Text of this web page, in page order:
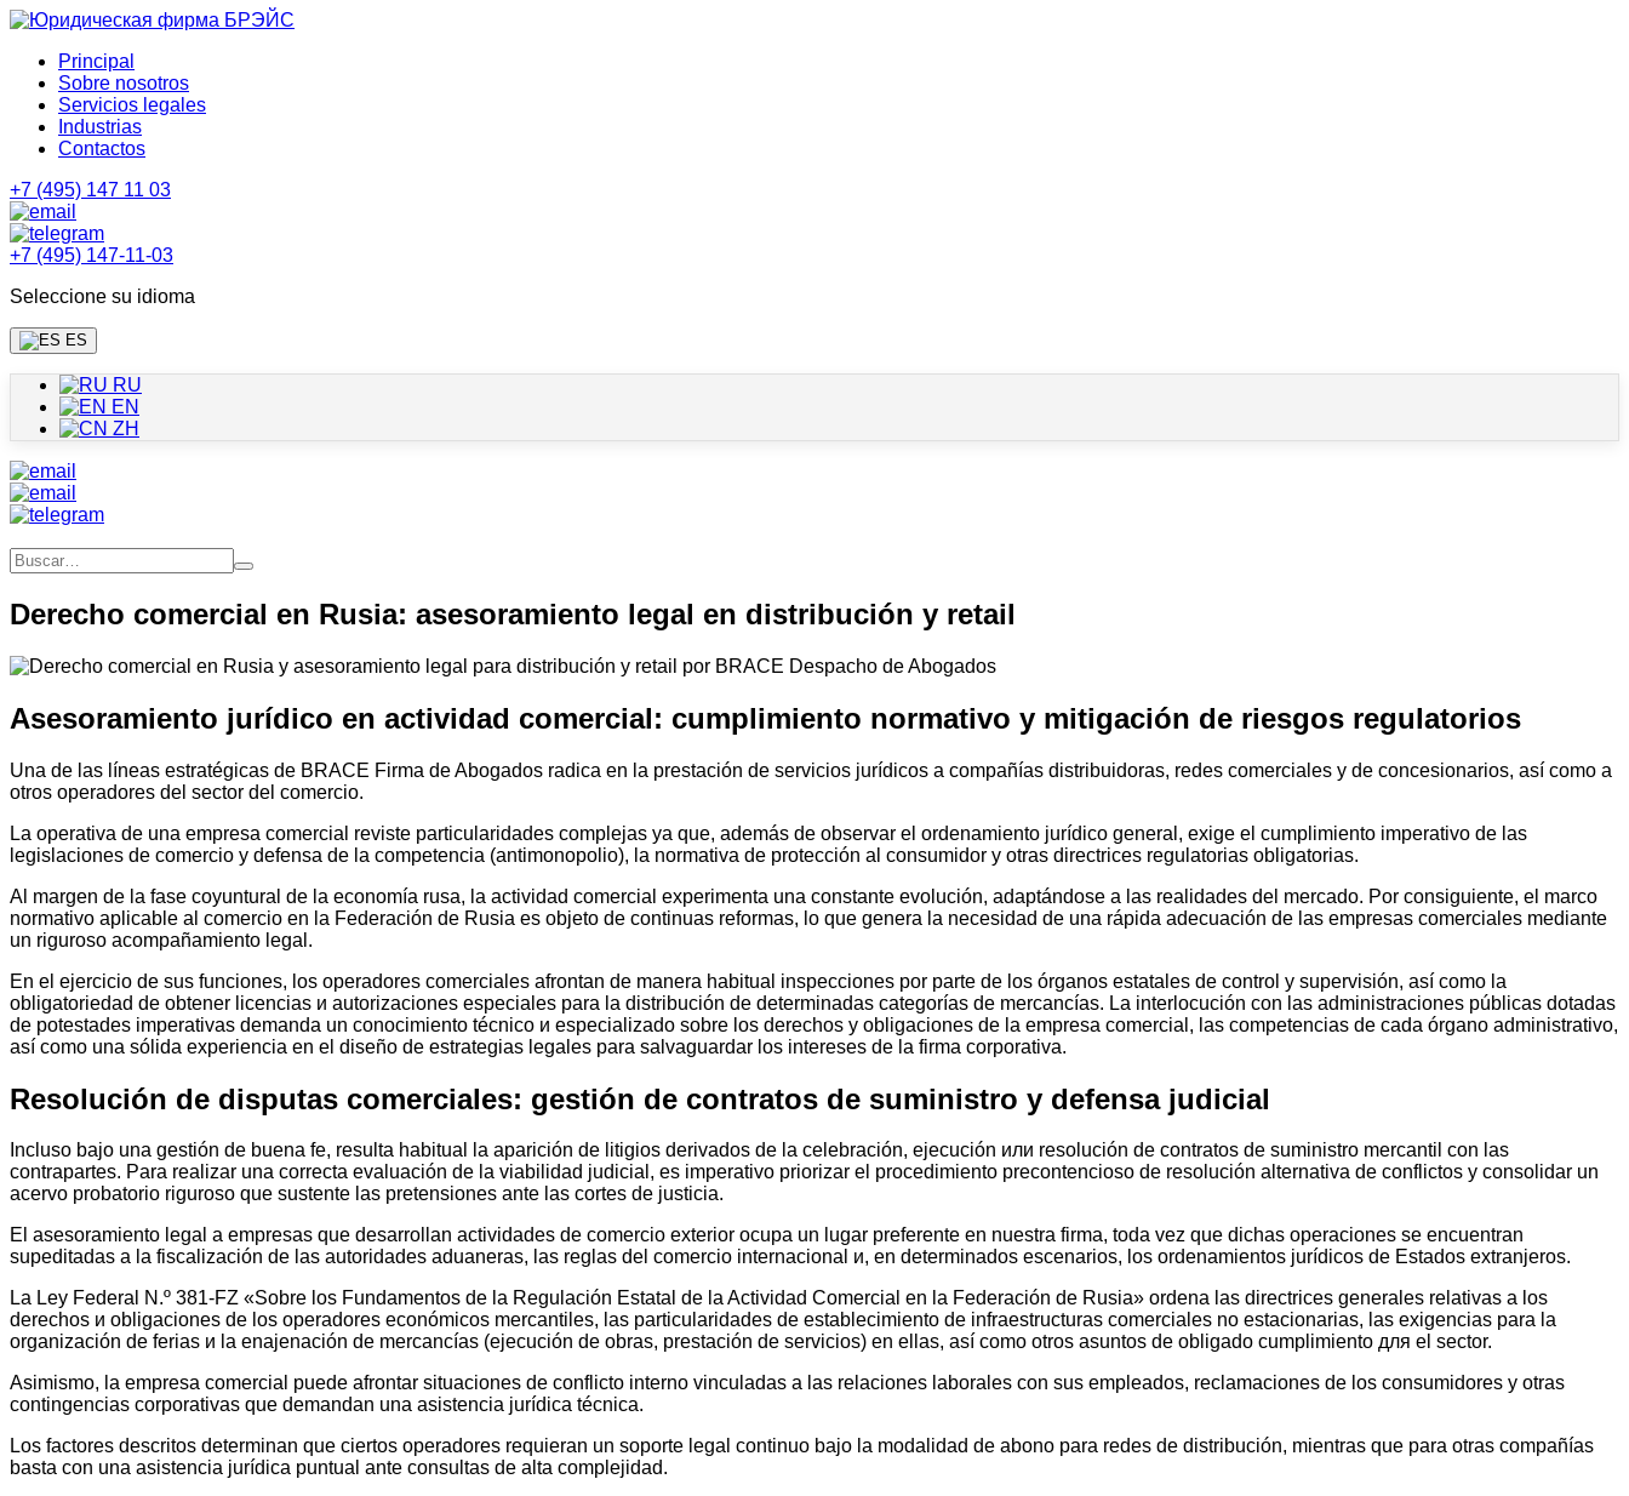
Principal
Sobre nosotros
Servicios legales
Industrias
Contactos
+7 (495) 147 11 03
+7 (495) 147-11-03
Seleccione su idioma
ES
RU
EN
ZH
Derecho comercial en Rusia: asesoramiento legal en distribución y retail
Asesoramiento jurídico en actividad comercial: cumplimiento normativo y mitigación de riesgos regulatorios
Una de las líneas estratégicas de BRACE Firma de Abogados radica en la prestación de servicios jurídicos a compañías distribuidoras, redes comerciales y de concesionarios, así como a
otros operadores del sector del comercio.
La operativa de una empresa comercial reviste particularidades complejas ya que, además de observar el ordenamiento jurídico general, exige el cumplimiento imperativo de las
legislaciones de comercio y defensa de la competencia (antimonopolio), la normativa de protección al consumidor y otras directrices regulatorias obligatorias.
Al margen de la fase coyuntural de la economía rusa, la actividad comercial experimenta una constante evolución, adaptándose a las realidades del mercado. Por consiguiente, el marco
normativo aplicable al comercio en la Federación de Rusia es objeto de continuas reformas, lo que genera la necesidad de una rápida adecuación de las empresas comerciales mediante
un riguroso acompañamiento legal.
En el ejercicio de sus funciones, los operadores comerciales afrontan de manera habitual inspecciones por parte de los órganos estatales de control y supervisión, así como la
obligatoriedad de obtener licencias и autorizaciones especiales para la distribución de determinadas categorías de mercancías. La interlocución con las administraciones públicas dotadas
de potestades imperativas demanda un conocimiento técnico и especializado sobre los derechos y obligaciones de la empresa comercial, las competencias de cada órgano administrativo,
así como una sólida experiencia en el diseño de estrategias legales para salvaguardar los intereses de la firma corporativa.
Resolución de disputas comerciales: gestión de contratos de suministro y defensa judicial
Incluso bajo una gestión de buena fe, resulta habitual la aparición de litigios derivados de la celebración, ejecución или resolución de contratos de suministro mercantil con las
contrapartes. Para realizar una correcta evaluación de la viabilidad judicial, es imperativo priorizar el procedimiento precontencioso de resolución alternativa de conflictos y consolidar un
acervo probatorio riguroso que sustente las pretensiones ante las cortes de justicia.
El asesoramiento legal a empresas que desarrollan actividades de comercio exterior ocupa un lugar preferente en nuestra firma, toda vez que dichas operaciones se encuentran
supeditadas a la fiscalización de las autoridades aduaneras, las reglas del comercio internacional и, en determinados escenarios, los ordenamientos jurídicos de Estados extranjeros.
La Ley Federal N.º 381-FZ «Sobre los Fundamentos de la Regulación Estatal de la Actividad Comercial en la Federación de Rusia» ordena las directrices generales relativas a los
derechos и obligaciones de los operadores económicos mercantiles, las particularidades de establecimiento de infraestructuras comerciales no estacionarias, las exigencias para la
organización de ferias и la enajenación de mercancías (ejecución de obras, prestación de servicios) en ellas, así como otros asuntos de obligado cumplimiento для el sector.
Asimismo, la empresa comercial puede afrontar situaciones de conflicto interno vinculadas a las relaciones laborales con sus empleados, reclamaciones de los consumidores y otras
contingencias corporativas que demandan una asistencia jurídica técnica.
Los factores descritos determinan que ciertos operadores requieran un soporte legal continuo bajo la modalidad de abono para redes de distribución, mientras que para otras compañías
basta con una asistencia jurídica puntual ante consultas de alta complejidad.